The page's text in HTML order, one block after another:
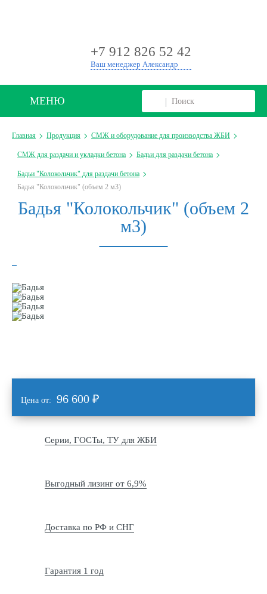
+7 912 826 52 42
Ваш менеджер Александр
МЕНЮ
Главная Продукция СМЖ и оборудование для производства ЖБИ
СМЖ для раздачи и укладки бетона Бадьи для раздачи бетона
Бадьи "Колокольчик" для раздачи бетона
Бадья "Колокольчик" (объем 2 м3)
Бадья "Колокольчик" (объем 2
м3)
Цена от: 96 600 ₽
Серии, ГОСТы, ТУ для ЖБИ
Выгодный лизинг от 6,9%
Доставка по РФ и СНГ
Гарантия 1 год